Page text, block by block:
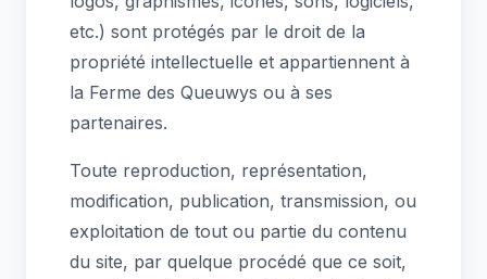
etc.) sont protégés par le droit de la
propriété intellectuelle et appartiennent à
la Ferme des Queuwys ou à ses
partenaires.
Toute reproduction, représentation,
modification, publication, transmission, ou
exploitation de tout ou partie du contenu
du site, par quelque procédé que ce soit,